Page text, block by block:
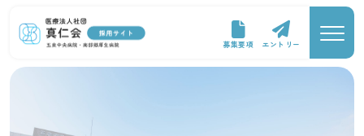
募集要項 エントリー